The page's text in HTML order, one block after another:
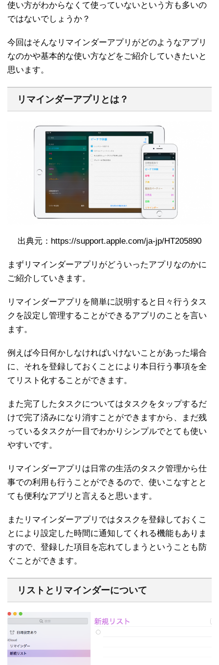
使い方がわからなくて使っていないという方も多いの
ではないでしょうか？
今回はそんなリマインダーアプリがどのようなアプリ
なのかや基本的な使い方などをご紹介していきたいと
思います。
リマインダーアプリとは？
出典元：https://support.apple.com/ja-jp/HT205890
まずリマインダーアプリがどういったアプリなのかに
ご紹介していきます。
リマインダーアプリを簡単に説明すると日々行うタス
クを設定し管理することができるアプリのことを言い
ます。
例えば今日何かしなければいけないことがあった場合
に、それを登録しておくことにより本日行う事項を全
てリスト化することができます。
また完了したタスクについてはタスクをタップするだ
けで完了済みになり消すことができますから、まだ残
っているタスクが一目でわかりシンプルでとても使い
やすいです。
リマインダーアプリは日常の生活のタスク管理から仕
事での利用も行うことができるので、使いこなすとと
ても便利なアプリと言えると思います。
またリマインダーアプリではタスクを登録しておくこ
とにより設定した時間に通知してくれる機能もありま
すので、登録した項目を忘れてしまうということも防
ぐことができます。
リストとリマインダーについて